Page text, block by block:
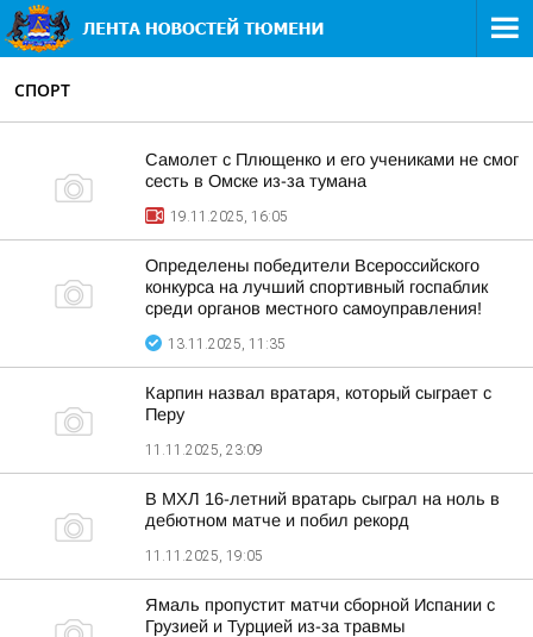
СПОРТ
Самолет с Плющенко и его учениками не смог
сесть в Омске из-за тумана
19.11.2025, 16:05
Определены победители Всероссийского
конкурса на лучший спортивный госпаблик
среди органов местного самоуправления!
13.11.2025, 11:35
Карпин назвал вратаря, который сыграет с
Перу
11.11.2025, 23:09
В МХЛ 16-летний вратарь сыграл на ноль в
дебютном матче и побил рекорд
11.11.2025, 19:05
Ямаль пропустит матчи сборной Испании с
Грузией и Турцией из-за травмы